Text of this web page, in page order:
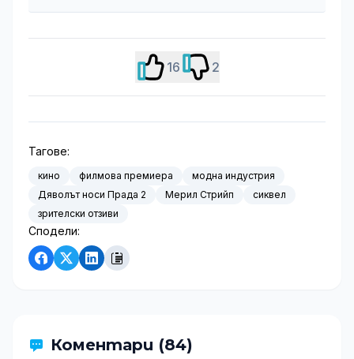
16 2
Тагове:
кино филмова премиера
модна индустрия
Дяволът носи Прада 2
Мерил Стрийп
сиквел
зрителски отзиви
Сподели:
Коментари (84)